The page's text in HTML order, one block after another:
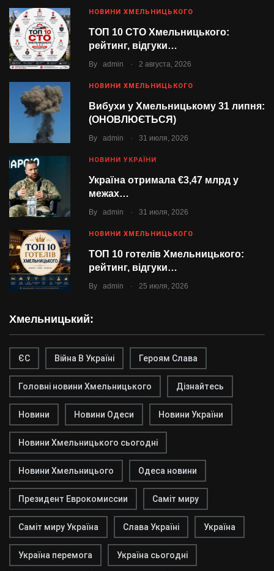
НОВИНИ ХМЕЛЬНИЦЬКОГО
ТОП 10 СТО Хмельницького:
рейтинг, відгуки…
By admin . 2 августа, 2026
НОВИНИ ХМЕЛЬНИЦЬКОГО
Вибухи у Хмельницькому 31 липня:
(ОНОВЛЮЄТЬСЯ)
By admin . 31 июля, 2026
НОВИНИ УКРАЇНИ
Україна отримала €3,47 млрд у
межах…
By admin . 31 июля, 2026
НОВИНИ ХМЕЛЬНИЦЬКОГО
ТОП 10 готелів Хмельницького:
рейтинг, відгуки…
By admin . 25 июля, 2026
Хмельницький:
ЄС Війна В Україні Героям Слава
Головні новини Хмельницького Дізнайтесь
Новини Новини Одеси Новини України
Новини Хмельницького сьогодні
Новини Хмельницього Одеса новини
Президент Еврокомиссии Саміт миру
Саміт миру Україна Слава Україні Україна
Україна перемога Україна сьогодні